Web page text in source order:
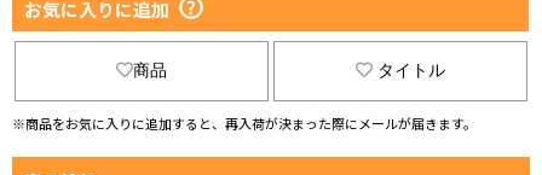
お気に入りに追加
商品 タイトル
※商品をお気に入りに追加すると、再入荷が決まった際にメールが届きます。